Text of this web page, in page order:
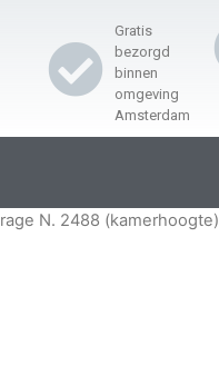
Gratis
bezorgd
binnen
omgeving
Amsterdam
N. 2488 (kamerhoogte)